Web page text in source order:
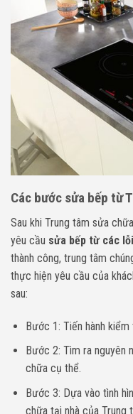
Các bước sửa bếp từ
Sau khi Trung tâm sửa
yêu cầu sửa bếp từ các lỗi
thành công, trung tâm
thực hiện yêu cầu của
sau:
Bước 1: Tiến hành
Bước 2: Tìm ra nguyên
chữa cụ thể.
Bước 3: Dựa vào tình
chữa tại nhà của Trung